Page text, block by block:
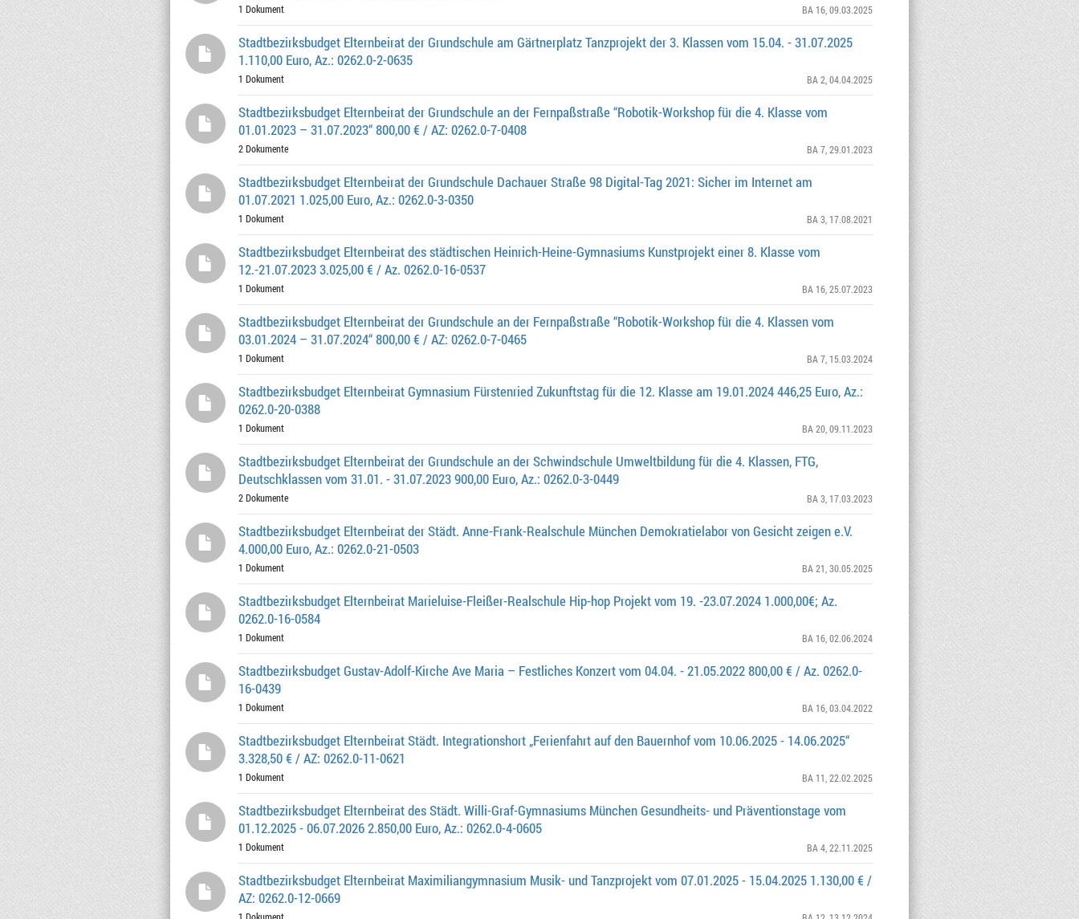
1 Dokument BA 16, 09.03.2025
Stadtbezirksbudget Elternbeirat der Grundschule am Gärtnerplatz Tanzprojekt der 3. Klassen vom 15.04. - 31.07.2025
1.110,00 Euro, Az.: 0262.0-2-0635
1 Dokument BA 2 , 04.04.2025
Stadtbezirksbudget Elternbeirat der Grundschule an der Fernpaßstraße “Robotik-Workshop für die 4. Klasse vom
01.01.2023 – 31.07.2023“ 800,00 € / AZ: 0262.0-7-0408
2 Dokumente BA 7, 29.01.2023
Stadtbezirksbudget Elternbeirat der Grundschule Dachauer Straße 98 Digital-Tag 2021: Sicher im Internet am
01.07.2021 1.025,00 Euro, Az.: 0262.0-3-0350
1 Dokument BA 3, 17.08.2021
Stadtbezirksbudget Elternbeirat des städtischen Heinrich-Heine-Gymnasiums Kunstprojekt einer 8. Klasse vom
12.-21.07.2023 3.025,00 € / Az. 0262.0-16-0537
1 Dokument BA 16, 25.07.2023
Stadtbezirksbudget Elternbeirat der Grundschule an der Fernpaßstraße “Robotik-Workshop für die 4. Klassen vom
03.01.2024 – 31.07.2024“ 800,00 € / AZ: 0262.0-7-0465
1 Dokument BA 7, 15.03.2024
Stadtbezirksbudget Elternbeirat Gymnasium Fürstenried Zukunftstag für die 12. Klasse am 19.01.2024 446,25 Euro, Az.:
0262.0-20-0388
1 Dokument BA 20, 09.11.2023
Stadtbezirksbudget Elternbeirat der Grundschule an der Schwindschule Umweltbildung für die 4. Klassen, FTG,
Deutschklassen vom 31.01. - 31.07.2023 900,00 Euro, Az.: 0262.0-3-0449
2 Dokumente BA 3, 17.03.2023
Stadtbezirksbudget Elternbeirat der Städt. Anne-Frank-Realschule München Demokratielabor von Gesicht zeigen e.V.
4.000,00 Euro, Az.: 0262.0-21-0503
1 Dokument BA 21 , 30.05.2025
Stadtbezirksbudget Elternbeirat Marieluise-Fleißer-Realschule Hip-hop Projekt vom 19. -23.07.2024 1.000,00€; Az.
0262.0-16-0584
1 Dokument BA 16, 02.06.2024
Stadtbezirksbudget Gustav-Adolf-Kirche Ave Maria – Festliches Konzert vom 04.04. - 21.05.2022 800,00 € / Az. 0262.0-
16-0439
1 Dokument BA 16, 03.04.2022
Stadtbezirksbudget Elternbeirat Städt. Integrationshort „Ferienfahrt auf den Bauernhof vom 10.06.2025 - 14.06.2025“
3.328,50 € / AZ: 0262.0-11-0621
1 Dokument BA 11 , 22.02.2025
Stadtbezirksbudget Elternbeirat des Städt. Willi-Graf-Gymnasiums München Gesundheits- und Präventionstage vom
01.12.2025 - 06.07.2026 2.850,00 Euro, Az.: 0262.0-4-0605
1 Dokument BA 4, 22.11.2025
Stadtbezirksbudget Elternbeirat Maximiliangymnasium Musik- und Tanzprojekt vom 07.01.2025 - 15.04.2025 1.130,00 € /
AZ: 0262.0-12-0669